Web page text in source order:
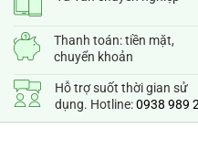
Thanh toán: tiền mặt,
chuyển khoản
Hỗ trợ suốt thời gian sử
dụng. Hotline:0938 989